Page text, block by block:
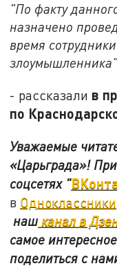
"По факту
назначено
время
- рассказали в
по
Уважаемые
«Царьграда»!
соцсетях "
в Одноклассники
нашканал в
самое
поделиться с